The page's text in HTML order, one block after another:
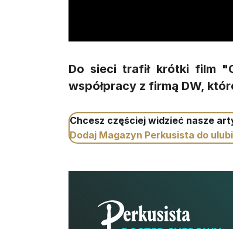
Do sieci trafił krótki film
współpracy z firmą DW,
Chcesz częściej widzieć nasze
Dodaj Magazyn Perkusista do